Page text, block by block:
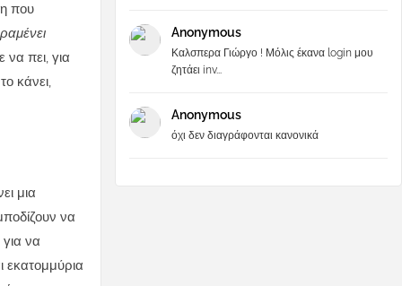
που
πει, για
κάνει,
μια
να
να
εκατομμύρια
Anonymous
Καλσπερα Γιώργο ! Μόλις έκανα login μου
ζητάει inv...
Anonymous
όχι δεν διαγράφονται κανονικά